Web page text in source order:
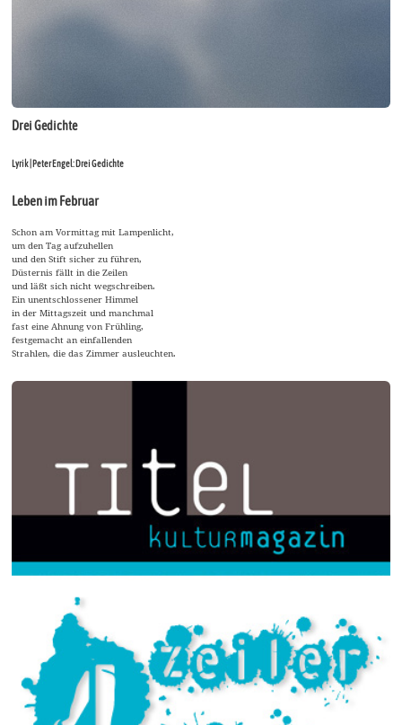
Drei Gedichte
Lyrik | Peter Engel: Drei Gedichte
Leben im Februar
Schon am Vormittag mit Lampenlicht,
um den Tag aufzuhellen
und den Stift sicher zu führen,
Düsternis fällt in die Zeilen
und läßt sich nicht wegschreiben.
Ein unentschlossener Himmel
in der Mittagszeit und manchmal
fast eine Ahnung von Frühling,
festgemacht an einfallenden
Strahlen, die das Zimmer ausleuchten.